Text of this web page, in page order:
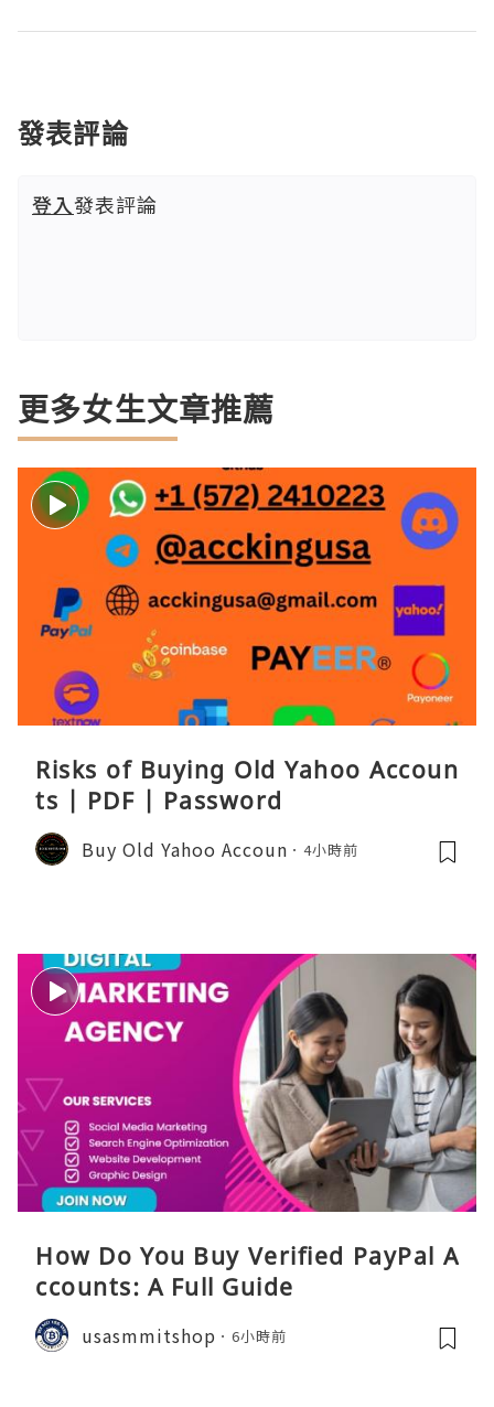
發表評論
登入發表評論
更多女生文章推薦
Risks of Buying Old Yahoo Accoun
ts | PDF | Password
Buy Old Yahoo Accoun 4小時前
How Do You Buy Verified PayPal A
ccounts: A Full Guide
usasmmitshop 6小時前